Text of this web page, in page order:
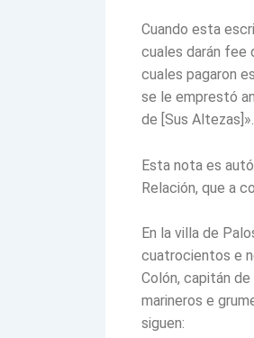
Cuando esta
cuales darán fee
cuales pagaron
se le emprestó
de [Sus Altezas]».
Esta nota es
Relación, que a
En la villa de
cuatrocientos e
Colón, capitán
marineros e
siguen: